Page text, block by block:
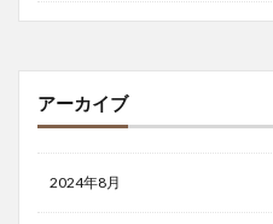
アーカイブ
2024年8月